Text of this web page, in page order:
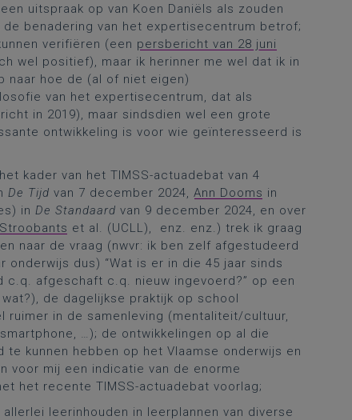
uitspraak op van Koen Daniëls als zouden
benadering van het expertisecentrum betrof;
verifiëren (een persbericht van 28 juni
wel positief), maar ik herinner me wel dat ik in
naar hoe de (al of niet eigen)
van het expertisecentrum, dat als
in 2019), maar sindsdien wel een grote
ontwikkeling is voor wie geïnteresseerd is
kader van het TIMSS-actuadebat van 4
De Tijd van 7 december 2024, Ann Dooms in
in De Standaard van 9 december 2024, en over
et al. (UCLL), enz. enz.) trek ik graag
naar de vraag (nwvr: ik ben zelf afgestudeerd
onderwijs dus) “Wat is er in die 45 jaar sinds
afgeschaft c.q. nieuw ingevoerd?” op een
de dagelijkse praktijk op school
in de samenleving (mentaliteit/cultuur,
…); de ontwikkelingen op al die
kunnen hebben op het Vlaamse onderwijs en
voor mij een indicatie van de enorme
het recente TIMSS-actuadebat voorlag;
allerlei leerinhouden in leerplannen van diverse